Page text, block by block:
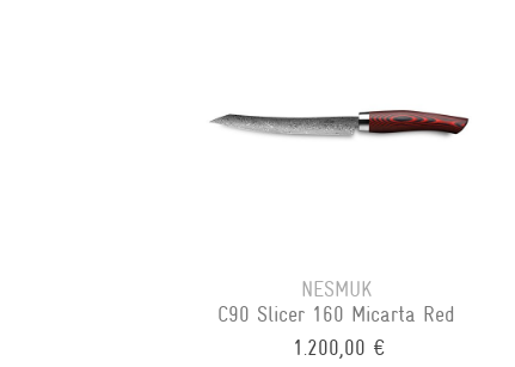
NESMUK
C90 Slicer 160 Micarta Red
1.200,00 €